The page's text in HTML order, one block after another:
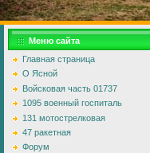
Меню сайта
Главная страница
О Ясной
Войсковая часть 01737
1095 военный госпиталь
131 мотострелковая
47 ракетная
Форум